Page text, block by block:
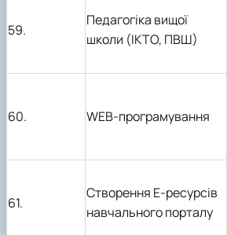
59.
Педагогіка вищої
школи (ІКТО, ПВШ)
60. WEB-програмування
61.
Створення E-ресурсів
навчального порталу